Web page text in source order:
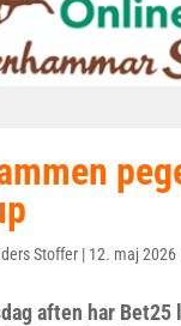
Stoffer | 12. maj 2026
aften har